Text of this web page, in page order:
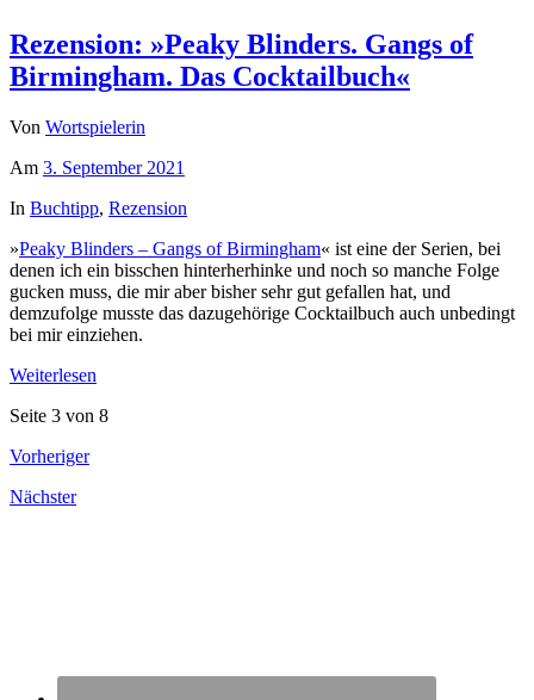
Rezension: »Peaky Blinders. Gangs of
Birmingham. Das Cocktailbuch«
Von Wortspielerin
Am 3. September 2021
In Buchtipp, Rezension
»Peaky Blinders – Gangs of Birmingham« ist eine der Serien, bei
denen ich ein bisschen hinterherhinke und noch so manche Folge
gucken muss, die mir aber bisher sehr gut gefallen hat, und
demzufolge musste das dazugehörige Cocktailbuch auch unbedingt
bei mir einziehen.
Weiterlesen
Seite 3 von 8
Vorheriger
Nächster